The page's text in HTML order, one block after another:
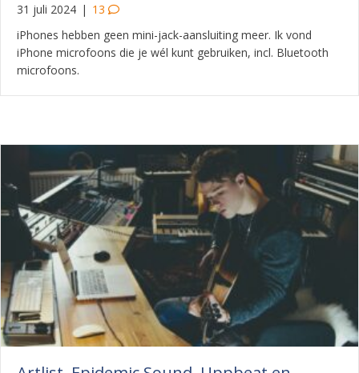
31 juli 2024 | 13
iPhones hebben geen mini-jack-aansluiting meer. Ik vond
iPhone microfoons die je wél kunt gebruiken, incl. Bluetooth
microfoons.